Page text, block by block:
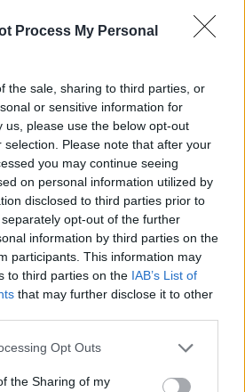
Process My Personal
the sale, sharing to third parties, or
or sensitive information for
us, please use the below opt-out
Please note that after your
you may continue seeing
on personal information utilized by
disclosed to third parties prior to
opt-out of the further
information by third parties on the
participants. This information may
to third parties on the IAB’s List of
that may further disclose it to other
app uses one or more Google
usage behaviour. You may click to
Opt Outs
the Sharing of my
και επηρεάζεται η υγεία
όταν είδε τη Ζεντάγια στον
Αγγλία
απορρίπτει το ειρηνευτικό
τη Γάζα: Δεν αποσύρουμε τον
εντελώς η Χαμάς
στους κατοίκους για ετοιμότητα:
δυνάμεις και έξι εναέρια,
σε δασικές περιοχές της